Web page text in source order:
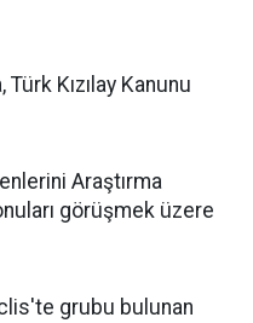
Kızılay Kanunu
Araştırma
görüşmek üzere
grubu bulunan